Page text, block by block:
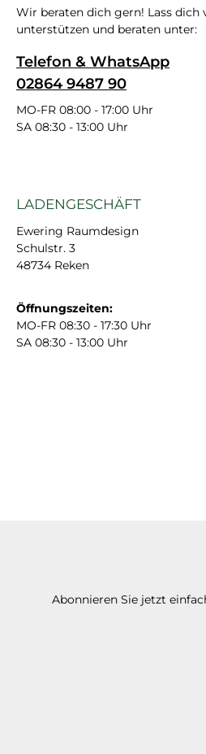
Wir beraten dich gern! Lass dich
unterstützen und beraten unter:
Telefon & WhatsApp
02864 9487 90
MO-FR 08:00 - 17:00 Uhr
SA 08:30 - 13:00 Uhr
LADENGESCHÄFT
Ewering Raumdesign
Schulstr. 3
48734 Reken
Öffnungszeiten:
MO-FR 08:30 - 17:30 Uhr
SA 08:30 - 13:00 Uhr
Abonnieren Sie jetzt